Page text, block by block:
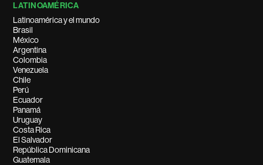
LATINOAMÉRICA
Latinoamérica y el mundo
Brasil
México
Argentina
Colombia
Venezuela
Chile
Perú
Ecuador
Panamá
Uruguay
Costa Rica
El Salvador
República Dominicana
Guatemala